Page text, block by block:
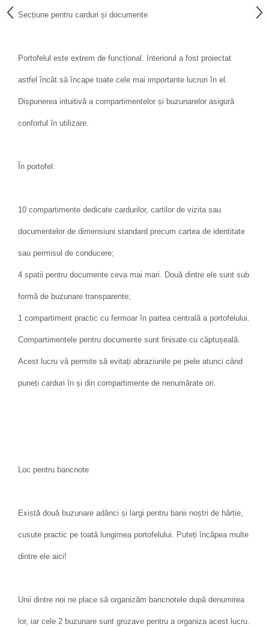
Secțiune pentru carduri și documente
Portofelul este extrem de funcțional. Interiorul a fost proiectat
astfel încât să încape toate cele mai importante lucruri în el.
Dispunerea intuitivă a compartimentelor și buzunarelor asigură
confortul în utilizare.
În portofel:
10 compartimente dedicate cardurilor, cartilor de vizita sau
documentelor de dimensiuni standard precum cartea de identitate
sau permisul de conducere;
4 spatii pentru documente ceva mai mari. Două dintre ele sunt sub
formă de buzunare transparente;
1 compartiment practic cu fermoar în partea centrală a portofelului.
Compartimentele pentru documente sunt finisate cu căptușeală.
Acest lucru vă permite să evitați abraziunile pe piele atunci când
puneți carduri în și din compartimente de nenumărate ori.
Loc pentru bancnote
Există două buzunare adânci și largi pentru banii noștri de hârtie,
cusute practic pe toată lungimea portofelului. Puteți încăpea multe
dintre ele aici!
Unii dintre noi ne place să organizăm bancnotele după denumirea
lor, iar cele 2 buzunare sunt grozave pentru a organiza acest lucru.